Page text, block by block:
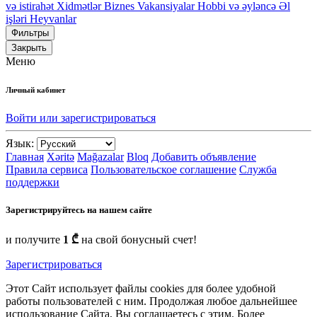
və istirahət Xidmətlər Biznes Vakansiyalar Hobbi və əyləncə Əl
işləri Heyvanlar
Фильтры
Закрыть
Меню
Личный кабинет
Войти или зарегистрироваться
Язык:
Главная Xəritə Mağazalar Bloq Добавить объявление
Правила сервиса Пользовательское соглашение Служба
поддержки
Зарегистрируйтесь на нашем сайте
и получите 1 ₾ на свой бонусный счет!
Зарегистрироваться
Этот Сайт использует файлы cookies для более удобной
работы пользователей с ним. Продолжая любое дальнейшее
использование Сайта, Вы соглашаетесь с этим. Более